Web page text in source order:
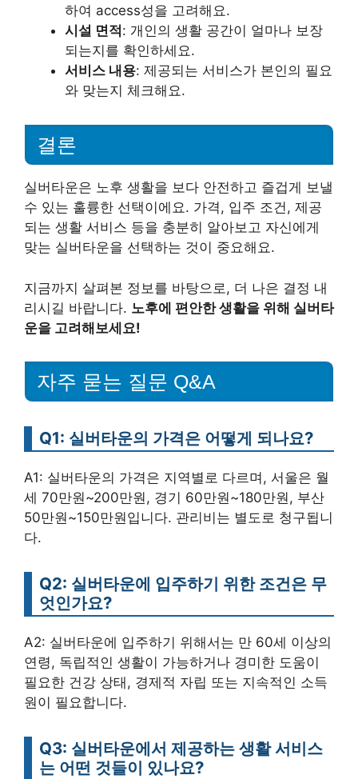
하여 access성을 고려해요.
시설 면적 : 개인의 생활 공간이 얼마나 보장
되는지를 확인하세요.
서비스 내용: 제공되는 서비스가 본인의 필요
와 맞는지 체크해요.
결론
실버타운은 노후 생활을 보다 안전하고 즐겁게 보낼
수 있는 훌륭한 선택이에요. 가격, 입주 조건, 제공
되는 생활 서비스 등을 충분히 알아보고 자신에게
맞는 실버타운을 선택하는 것이 중요해요.
지금까지 살펴본 정보를 바탕으로, 더 나은 결정 내
리시길 바랍니다. 노후에 편안한 생활을 위해 실버타
운을 고려해보세요!
자주 묻는 질문 Q&A
Q1: 실버타운의 가격은 어떻게 되나요?
A1: 실버타운의 가격은 지역별로 다르며, 서울은 월
세 70만원~200만원, 경기 60만원~180만원, 부산
50만원~150만원입니다. 관리비는 별도로 청구됩니
다.
Q2: 실버타운에 입주하기 위한 조건은 무
엇인가요?
A2: 실버타운에 입주하기 위해서는 만 60세 이상의
연령, 독립적인 생활이 가능하거나 경미한 도움이
필요한 건강 상태, 경제적 자립 또는 지속적인 소득
원이 필요합니다.
Q3: 실버타운에서 제공하는 생활 서비스
는 어떤 것들이 있나요?